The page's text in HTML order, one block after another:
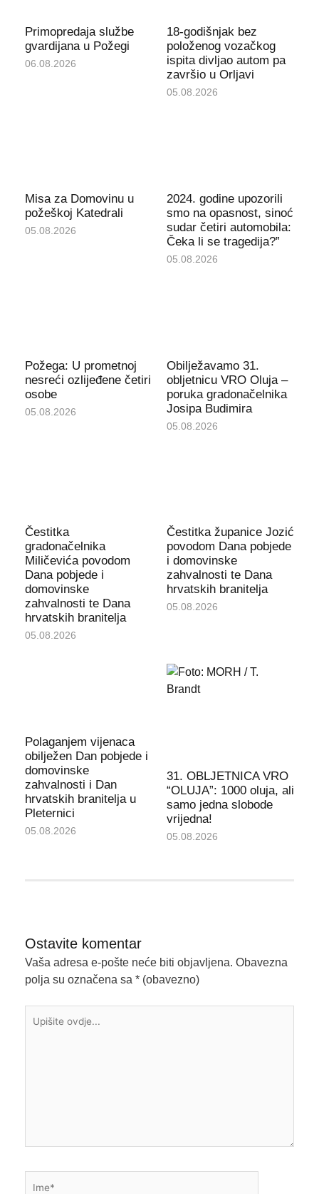
Primopredaja službe
gvardijana u Požegi
06.08.2026
18-godišnjak bez
položenog vozačkog
ispita divljao autom pa
završio u Orljavi
05.08.2026
Misa za Domovinu u
požeškoj Katedrali
05.08.2026
2024. godine upozorili
smo na opasnost, sinoć
sudar četiri automobila:
Čeka li se tragedija?”
05.08.2026
Požega: U prometnoj
nesreći ozlijeđene četiri
osobe
05.08.2026
Obilježavamo 31.
obljetnicu VRO Oluja –
poruka gradonačelnika
Josipa Budimira
05.08.2026
Čestitka
gradonačelnika
Miličevića povodom
Dana pobjede i
domovinske
zahvalnosti te Dana
hrvatskih branitelja
05.08.2026
Čestitka županice Jozić
povodom Dana pobjede
i domovinske
zahvalnosti te Dana
hrvatskih branitelja
05.08.2026
Polaganjem vijenaca
obilježen Dan pobjede i
domovinske
zahvalnosti i Dan
hrvatskih branitelja u
Pleternici
05.08.2026
31. OBLJETNICA VRO
“OLUJA”: 1000 oluja, ali
samo jedna slobode
vrijedna!
05.08.2026
Ostavite komentar
Vaša adresa e-pošte neće biti objavljena. Obavezna
polja su označena sa * (obavezno)
ovdje...